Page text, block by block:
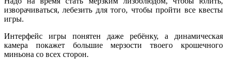
изворачиваться, лебезить для того, чтобы пройти все квесты
игры.
Интерфейс игры понятен даже ребёнку, а динамическая
камера покажет большие мерзости твоего крошечного
миньона со всех сторон.